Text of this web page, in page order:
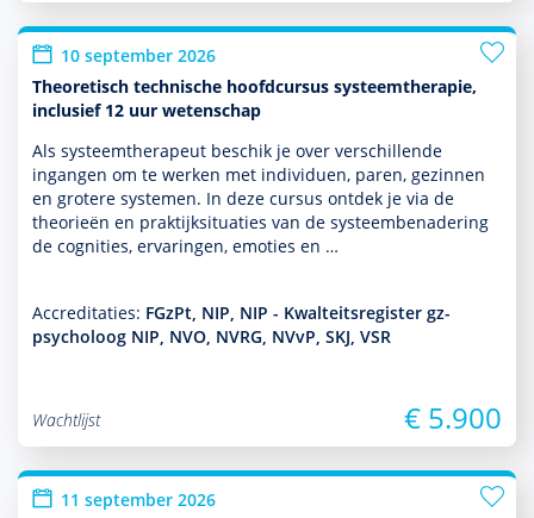
10 september 2026
Theoretisch technische hoofdcursus systeemtherapie,
inclusief 12 uur wetenschap
Als systeem­thera­peut beschik je over ver­schil­lende
ingangen om te werken met individuen, paren, gezin­nen
en grotere systemen. In deze cursus ontdek je via de
theorieën en prak­tijksituaties van de systeembenade­ring
de cognities, ervaringen, emoties en …
Accreditaties: FGzPt, NIP, NIP - Kwalteitsregister gz-
psycholoog NIP, NVO, NVRG, NVvP, SKJ, VSR
Wachtlijst € 5.900
11 september 2026